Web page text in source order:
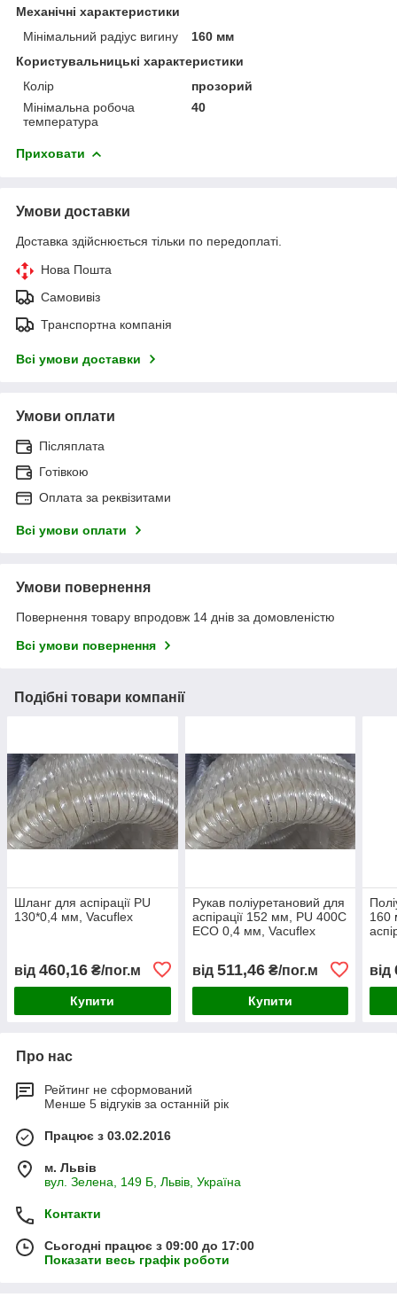
Механічні характеристики
Мінімальний радіус вигину
160 мм
Користувальницькі характеристики
Колір
прозорий
Мінімальна робоча
температура
40
Приховати
Умови доставки
Доставка здійснюється тільки по передоплаті.
Нова Пошта
Самовивіз
Транспортна компанія
Всі умови доставки
Умови оплати
Післяплата
Готівкою
Оплата за реквізитами
Всі умови оплати
Умови повернення
Повернення товару впродовж 14 днів за домовленістю
Всі умови повернення
Подібні товари компанії
Шланг для аспірації PU
130*0,4 мм, Vacuflex
від 460,16 ₴/пог.м
Купити
Рукав поліуретановий для
аспірації 152 мм, PU 400C
ECO 0,4 мм, Vacuflex
від 511,46₴/пог.м
Купити
160
від
Про нас
Рейтинг не сформований
Менше 5 відгуків за останній рік
Працює з 03.02.2016
м. Львів
вул. Зелена, 149 Б, Львів, Україна
Контакти
Сьогодні працює з 09:00 до 17:00
Показати весь графік роботи